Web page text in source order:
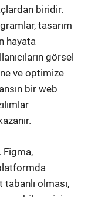
biridir.
tasarım
hayata
görsel
ve optimize
bir web
Figma,
olması,